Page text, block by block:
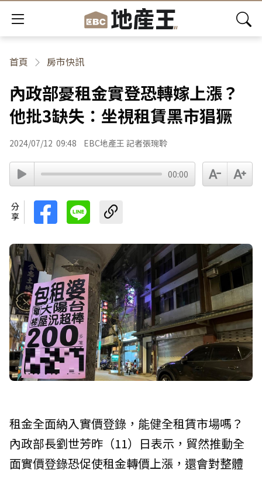
首頁 房市快訊
內政部憂租金實登恐轉嫁上漲？
他批3缺失：坐視租賃黑市猖獗
2024/07/12 09:48 EBC地產王 記者張琬聆
00:00
分享
租金全面納入實價登錄，能健全租賃市場嗎？
內政部長劉世芳昨（11）日表示，貿然推動全
面實價登錄恐促使租金轉價上漲，還會對整體